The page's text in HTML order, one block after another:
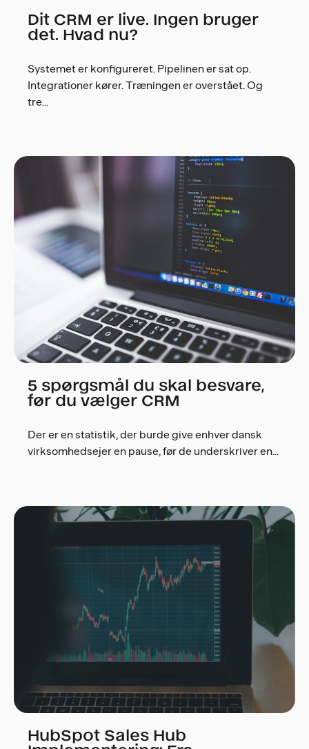
Dit CRM er live. Ingen bruger
det. Hvad nu?
Systemet er konfigureret. Pipelinen er sat op.
Integrationer kører. Træningen er overstået. Og
tre...
5 spørgsmål du skal besvare,
før du vælger CRM
Der er en statistik, der burde give enhver dansk
virksomhedsejer en pause, før de underskriver en...
HubSpot Sales Hub